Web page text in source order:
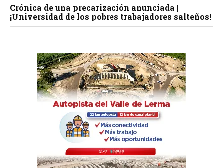
Crónica de una precarización anunciada |
¡Universidad de los pobres trabajadores salteños!